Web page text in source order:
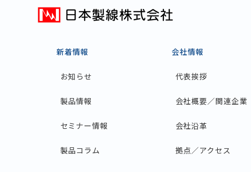
新着情報
お知らせ
製品情報
セミナー情報
製品コラム
会社情報
代表挨拶
会社概要／関連企業
会社沿革
拠点／アクセス